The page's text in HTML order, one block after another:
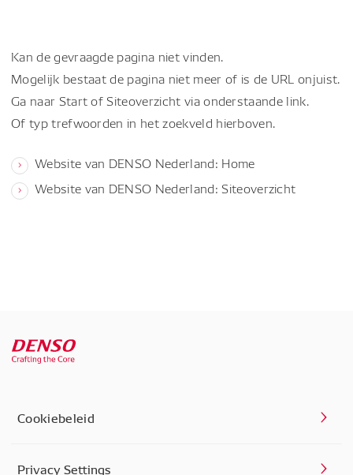
Kan de gevraagde pagina niet vinden.
Mogelijk bestaat de pagina niet meer of is de URL onjuist.
Ga naar Start of Siteoverzicht via onderstaande link.
Of typ trefwoorden in het zoekveld hierboven.
Website van DENSO Nederland: Home
Website van DENSO Nederland: Siteoverzicht
Cookiebeleid
Privacy Settings